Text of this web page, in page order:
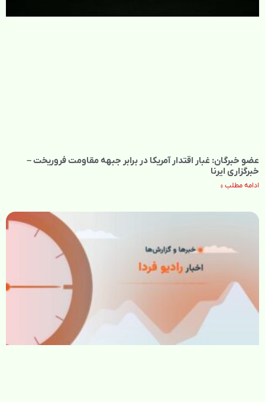
عضو خبرگان: غبار اقتدار آمریکا در برابر جبهه مقاومت فروریخت –
خبرگزاری ایرنا
ادامه مطلب »